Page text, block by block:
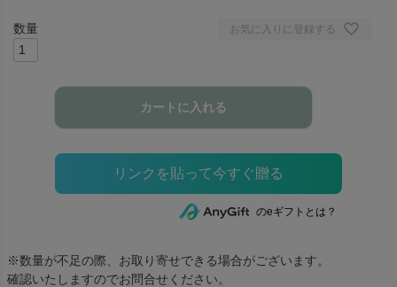
お気に入りに登録する
カートに入れる
のeギフトとは？
※数量が不足の際、お取り寄せできる場合がございます。
確認いたしますのでお問合せください。